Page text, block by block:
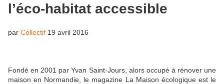
l’éco-habitat accessible
par Collectif 19 avril 2016
Fondé en 2001 par Yvan Saint-Jours, alors occupé à rénover une
maison en Normandie, le magazine La Maison écologique est le